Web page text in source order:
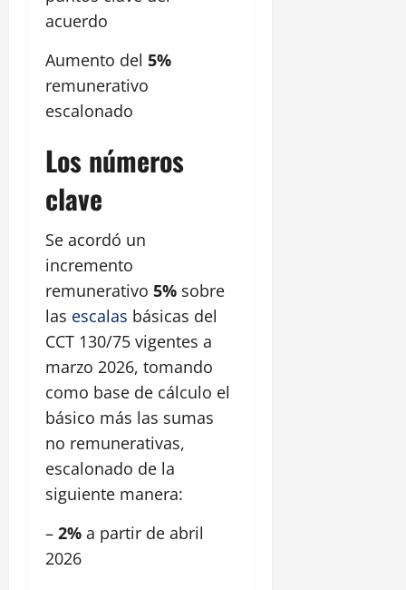
acuerdo
Aumento del 5%
remunerativo
escalonado
Los números
clave
Se acordó un
incremento
remunerativo 5% sobre
las escalas básicas del
CCT 130/75 vigentes a
marzo 2026, tomando
como base de cálculo el
básico más las sumas
no remunerativas,
escalonado de la
siguiente manera:
– 2% a partir de abril
2026